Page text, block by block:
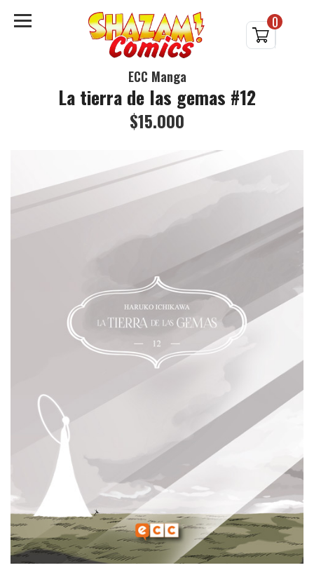
0
ECC Manga
La tierra de las gemas #12
$15.000